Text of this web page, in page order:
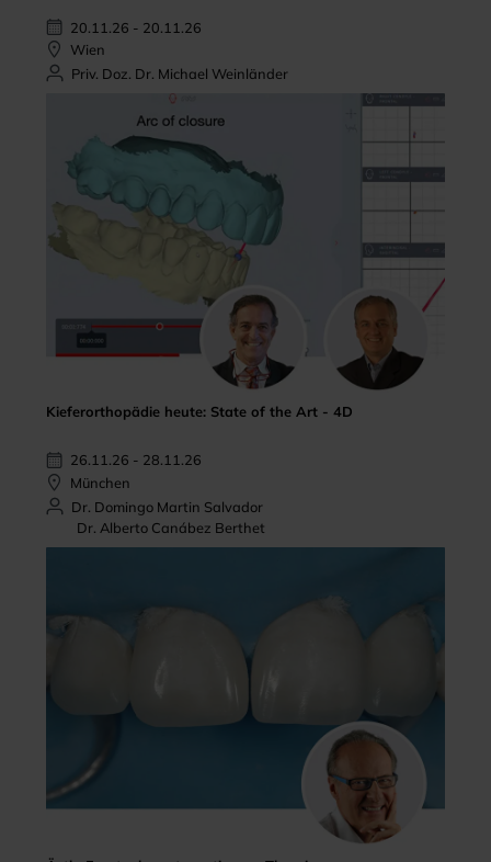
20.11.26 - 20.11.26
Wien
Priv. Doz. Dr. Michael Weinländer
Kieferorthopädie heute: State of the Art - 4D
26.11.26 - 28.11.26
München
Dr. Domingo Martin Salvador
Dr. Alberto Canábez Berthet